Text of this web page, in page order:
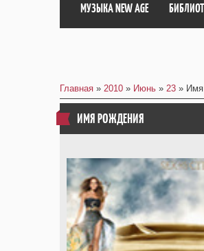
МУЗЫКА NEW AGE
Главная » 2010 » Июнь » 23 »
ИМЯ РОЖДЕНИЯ